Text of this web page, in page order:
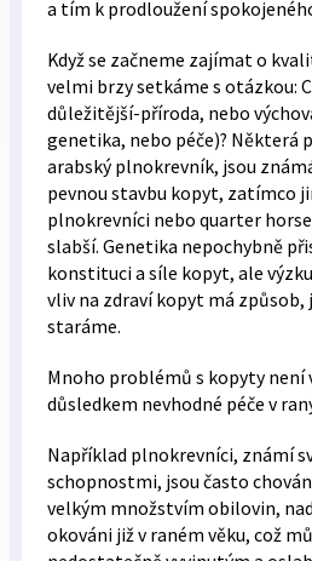
a tím k prodloužení
Když se začneme zajímat o
velmi brzy setkáme s otázkou:
důležitější-příroda, nebo
genetika, nebo péče)? Některá
arabský plnokrevník, jsou
pevnou stavbu kopyt, zatímco
plnokrevníci nebo quarter
slabší. Genetika nepochybně
konstituci a síle kopyt, ale
vliv na zdraví kopyt má způsob,
staráme.
Mnoho problémů s kopyty není
důsledkem nevhodné péče v
Například plnokrevníci, známí
schopnostmi, jsou často
velkým množstvím obilovin,
okováni již v raném věku, což